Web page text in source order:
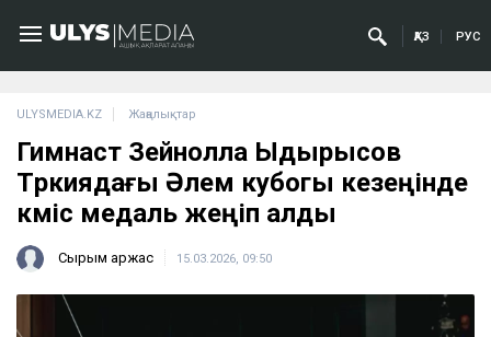
ҚАЗ РУС
ULYSMEDIA.KZ Жаңалықтар
Гимнаст Зейнолла Ыдырысов
Түркиядағы Әлем кубогы кезеңінде
күміс медаль жеңіп алды
Сырым Қаржас 15.03.2026, 09:50